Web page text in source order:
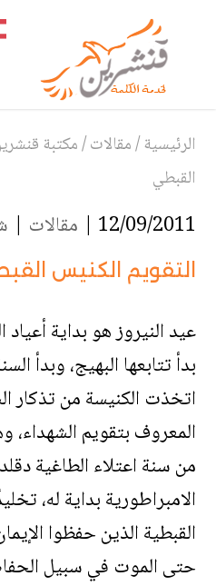
الرئيسية/مقالات/مكتبة
القبطي
12/09/2011 | مقالات |
التقويم الكنيس
عيد النيروز هو بداية
بدأ تتابعها البهيج، وبدأ
اتخذت الكنيسة من تذكار
المعروف بتقويم الشهداء،
من سنة اعتلاء الطاغية
الامبراطورية بداية له،
القبطية الذين حفظوا
حتى الموت في سبيل